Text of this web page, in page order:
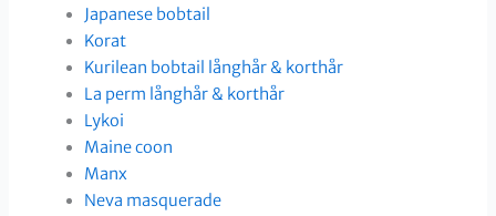
Japanese bobtail
Korat
Kurilean bobtail långhår & korthår
La perm långhår & korthår
Lykoi
Maine coon
Manx
Neva masquerade